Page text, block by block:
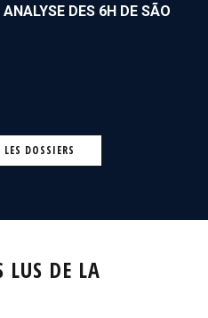
DES 6H DE SÃO
DOSSIERS
LUS DE LA